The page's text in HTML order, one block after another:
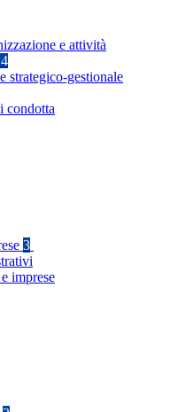
e attività
strategico-gestionale
condotta
3
imprese